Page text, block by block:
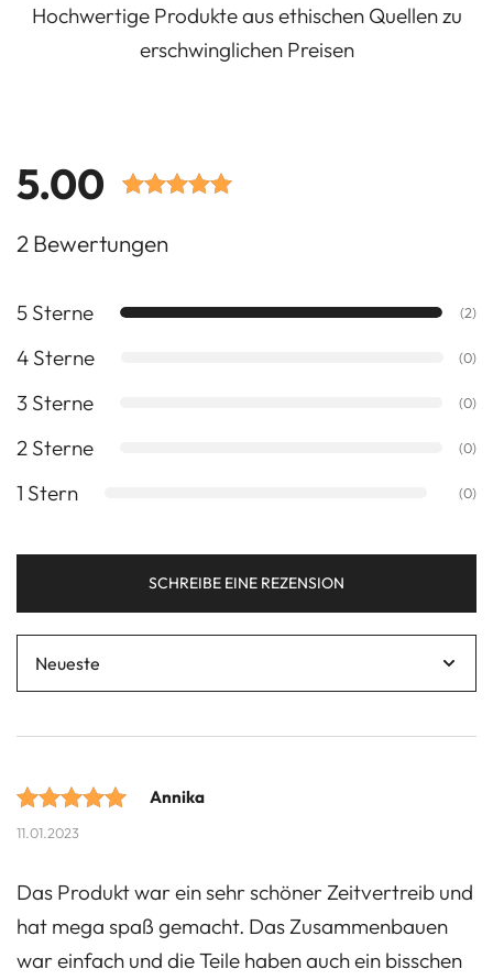
Hochwertige Produkte aus ethischen Quellen zu
erschwinglichen Preisen
5.00
5.00 von 5
basierend
2 Bewertungen
5 Sterne (2)
4 Sterne (0)
3 Sterne (0)
2 Sterne (0)
1 Stern (0)
SCHREIBE EINE REZENSION
Bewertet mit
Punkten
basierend
auf
Annika
11.01.2023
Das Produkt war ein sehr schöner Zeitvertreib und
hat mega spaß gemacht. Das Zusammenbauen
war einfach und die Teile haben auch ein bisschen